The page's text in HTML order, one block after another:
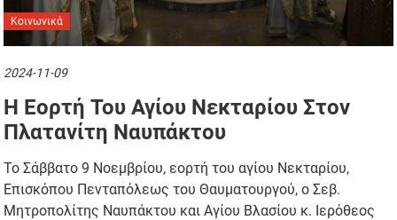
Κοινωνικά
2024-11-09
Η Εορτή Του Αγίου Νεκταρίου Στον
Πλατανίτη Ναυπάκτου
Το Σάββατο 9 Νοεμβρίου, εορτή του αγίου Νεκταρίου,
Επισκόπου Πενταπόλεως του Θαυματουργού, ο Σεβ.
Μητροπολίτης Ναυπάκτου και Αγίου Βλασίου κ. Ιερόθεος